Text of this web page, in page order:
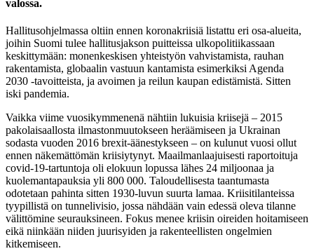
valossa.
Hallitusohjelmassa oltiin ennen koronakriisiä listattu eri osa-alueita,
joihin Suomi tulee hallitusjakson puitteissa ulkopolitiikassaan
keskittymään: monenkeskisen yhteistyön vahvistamista, rauhan
rakentamista, globaalin vastuun kantamista esimerkiksi Agenda
2030 -tavoitteista, ja avoimen ja reilun kaupan edistämistä. Sitten
iski pandemia.
Vaikka viime vuosikymmenenä nähtiin lukuisia kriisejä – 2015
pakolaisaallosta ilmastonmuutokseen heräämiseen ja Ukrainan
sodasta vuoden 2016 brexit-äänestykseen – on kulunut vuosi ollut
ennen näkemättömän kriisiytynyt. Maailmanlaajuisesti raportoituja
covid-19-tartuntoja oli elokuun lopussa lähes 24 miljoonaa ja
kuolemantapauksia yli 800 000. Taloudellisesta taantumasta
odotetaan pahinta sitten 1930-luvun suurta lamaa. Kriisitilanteissa
tyypillistä on tunnelivisio, jossa nähdään vain edessä oleva tilanne
välittömine seurauksineen. Fokus menee kriisin oireiden hoitamiseen
eikä niinkään niiden juurisyiden ja rakenteellisten ongelmien
kitkemiseen.